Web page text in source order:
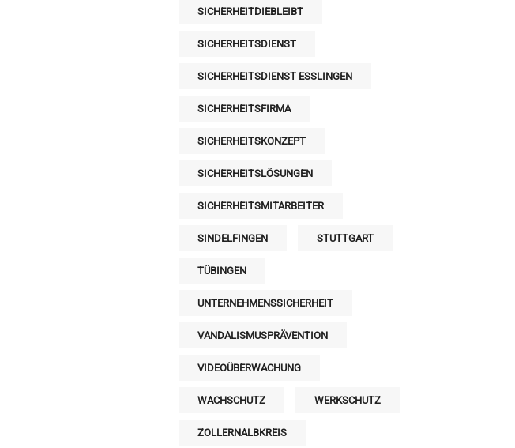
SICHERHEITDIEBLEIBT
SICHERHEITSDIENST
SICHERHEITSDIENST ESSLINGEN
SICHERHEITSFIRMA
SICHERHEITSKONZEPT
SICHERHEITSLÖSUNGEN
SICHERHEITSMITARBEITER
SINDELFINGEN STUTTGART
TÜBINGEN
UNTERNEHMENSSICHERHEIT
VANDALISMUSPRÄVENTION
VIDEOÜBERWACHUNG
WACHSCHUTZ WERKSCHUTZ
ZOLLERNALBKREIS